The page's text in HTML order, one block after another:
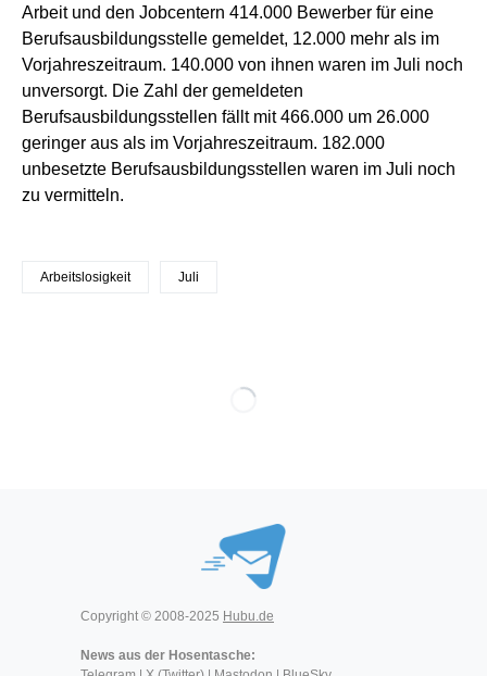
Arbeit und den Jobcentern 414.000 Bewerber für eine
Berufsausbildungsstelle gemeldet, 12.000 mehr als im
Vorjahreszeitraum. 140.000 von ihnen waren im Juli noch
unversorgt. Die Zahl der gemeldeten
Berufsausbildungsstellen fällt mit 466.000 um 26.000
geringer aus als im Vorjahreszeitraum. 182.000
unbesetzte Berufsausbildungsstellen waren im Juli noch
zu vermitteln.
Arbeitslosigkeit Juli
Copyright © 2008-2025 Hubu.de
News aus der Hosentasche: